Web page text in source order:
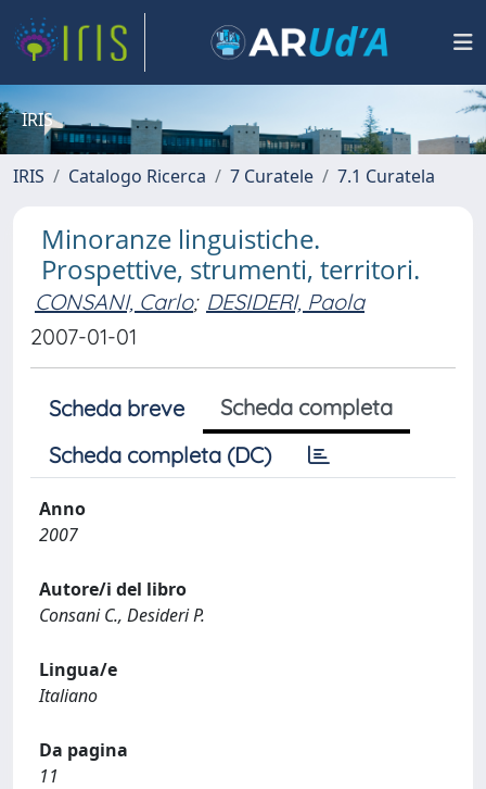
IRIS
IRIS Catalogo Ricerca 7 Curatele 7.1 Curatela
Minoranze linguistiche.
Prospettive, strumenti, territori.
CONSANI, Carlo; DESIDERI, Paola
2007-01-01
Scheda breve
Scheda completa
Scheda completa (DC)
Anno
2007
Autore/i del libro
Consani C., Desideri P.
Lingua/e
Italiano
Da pagina
11